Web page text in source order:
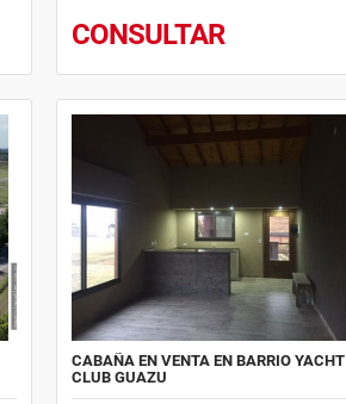
CONSULTAR
CABAÑA EN VENTA EN BARRIO YACHT
CLUB GUAZU